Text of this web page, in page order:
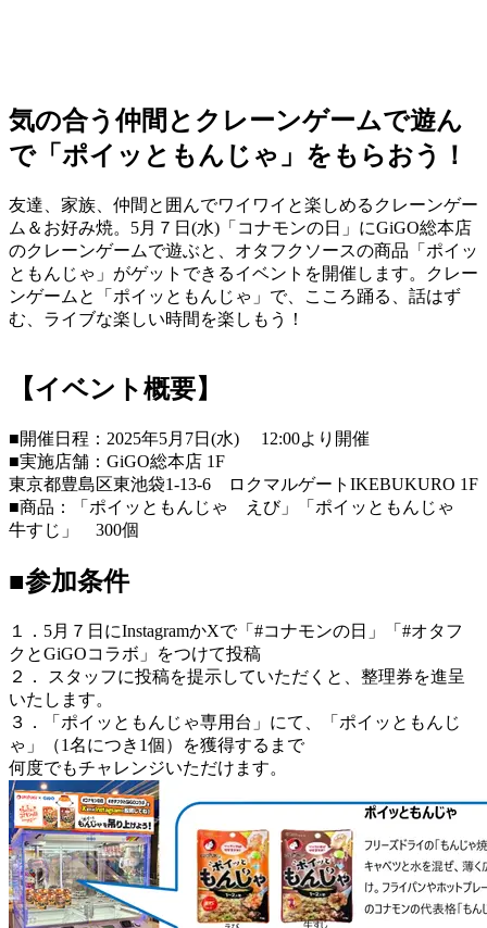
気の合う仲間とクレーンゲームで遊ん
で「ポイッともんじゃ」をもらおう！
友達、家族、仲間と囲んでワイワイと楽しめるクレーンゲー
ム＆お好み焼。5月７日(水)「コナモンの日」にGiGO総本店
のクレーンゲームで遊ぶと、オタフクソースの商品「ポイッ
ともんじゃ」がゲットできるイベントを開催します。クレー
ンゲームと「ポイッともんじゃ」で、こころ踊る、話はず
む、ライブな楽しい時間を楽しもう！
【イベント概要】
■開催日程：2025年5月7日(水) 12:00より開催
■実施店舗：GiGO総本店 1F
東京都豊島区東池袋1-13-6 ロクマルゲートIKEBUKURO 1F
■商品：「ポイッともんじゃ えび」「ポイッともんじゃ
牛すじ」 300個
■参加条件
１．5月７日にInstagramかXで「#コナモンの日」「#オタフ
クとGiGOコラボ」をつけて投稿
２． スタッフに投稿を提示していただくと、整理券を進呈
いたします。
３．「ポイッともんじゃ専用台」にて、「ポイッともんじ
ゃ」（1名につき1個）を獲得するまで
何度でもチャレンジいただけます。